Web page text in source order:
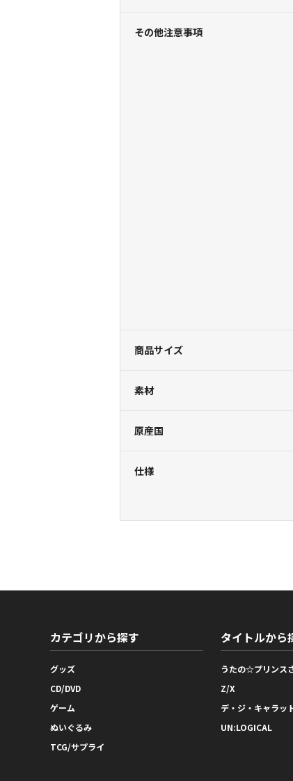
その他注意事項
商品サイズ
素材
原産国
仕様
カテゴリから探す
グッズ
CD/DVD
ゲーム
ぬいぐるみ
TCG/サプライ
タイトルから
うたの☆プリンス
Z/X
デ・ジ・キャラッ
UN:LOGICAL